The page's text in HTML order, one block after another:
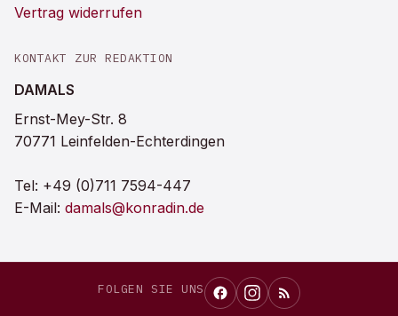
Vertrag widerrufen
KONTAKT ZUR REDAKTION
DAMALS
Ernst-Mey-Str. 8
70771 Leinfelden-Echterdingen
Tel: +49 (0)711 7594-447
E-Mail: damals@konradin.de
FOLGEN SIE UNS